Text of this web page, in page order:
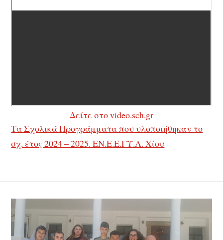
Δείτε στο video.sch.gr
Τα Σχολικά Προγράμματα που υλοποιήθηκαν το
σχ. έτος 2024 – 2025. ΕΝ.Ε.Ε.ΓΥ.Λ. Χίου